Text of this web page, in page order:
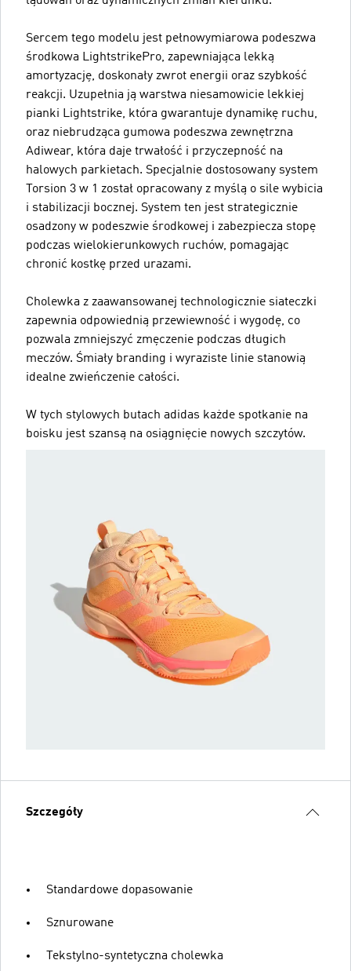
Sercem tego modelu jest pełnowymiarowa podeszwa
środkowa LightstrikePro, zapewniająca lekką
amortyzację, doskonały zwrot energii oraz szybkość
reakcji. Uzupełnia ją warstwa niesamowicie lekkiej
pianki Lightstrike, która gwarantuje dynamikę ruchu,
oraz niebrudząca gumowa podeszwa zewnętrzna
Adiwear, która daje trwałość i przyczepność na
halowych parkietach. Specjalnie dostosowany system
Torsion 3 w 1 został opracowany z myślą o sile wybicia
i stabilizacji bocznej. System ten jest strategicznie
osadzony w podeszwie środkowej i zabezpiecza stopę
podczas wielokierunkowych ruchów, pomagając
chronić kostkę przed urazami.
Cholewka z zaawansowanej technologicznie siateczki
zapewnia odpowiednią przewiewność i wygodę, co
pozwala zmniejszyć zmęczenie podczas długich
meczów. Śmiały branding i wyraziste linie stanowią
idealne zwieńczenie całości.
W tych stylowych butach adidas każde spotkanie na
boisku jest szansą na osiągnięcie nowych szczytów.
Szczegóły
Standardowe dopasowanie
Sznurowane
Tekstylno-syntetyczna cholewka